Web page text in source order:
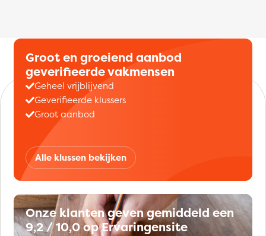
Groot en groeiend aanbod
geverifieerde vakmensen
Geheel vrijblijvend
Geverifieerde klussers
Groot aanbod
Alle klussen bekijken
Onze klanten geven gemiddeld een
9,2 / 10,0 op Ervaringensite